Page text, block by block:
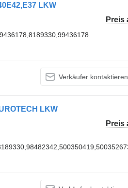
LKW
Preis
Verkäufer kontaktieren
LKW
Preis